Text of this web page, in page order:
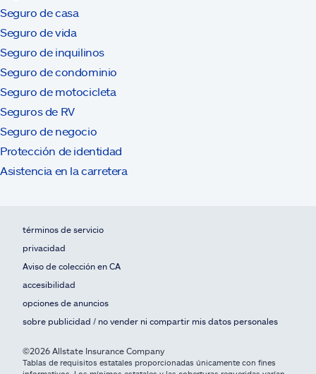
Seguro de casa
Seguro de vida
Seguro de inquilinos
Seguro de condominio
Seguro de motocicleta
Seguros de RV
Seguro de negocio
Protección de identidad
Asistencia en la carretera
términos de servicio
privacidad
Aviso de colección en CA
accesibilidad
opciones de anuncios
sobre publicidad / no vender ni compartir mis datos personales
©2026 Allstate Insurance Company
Tablas de requisitos estatales proporcionadas únicamente con fines